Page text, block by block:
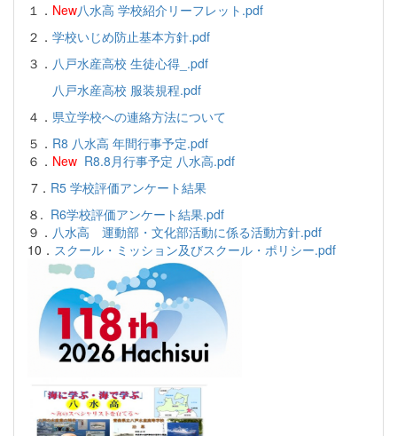
１． New八水高 学校紹介リーフレット.pdf
２． 学校いじめ防止基本方針.pdf
３． 八戸水産高校 生徒心得_.pdf
八戸水産高校 服装規程.pdf
４． 県立学校への連絡方法について
５． R8 八水高 年間行事予定.pdf
６． New R8.8月行事予定 八水高.pdf
7． R5 学校評価アンケート結果
８. R6学校評価アンケート結果.pdf
９． 八水高 運動部・文化部活動に係る活動方針.pdf
10． スクール・ミッション及びスクール・ポリシー.pdf